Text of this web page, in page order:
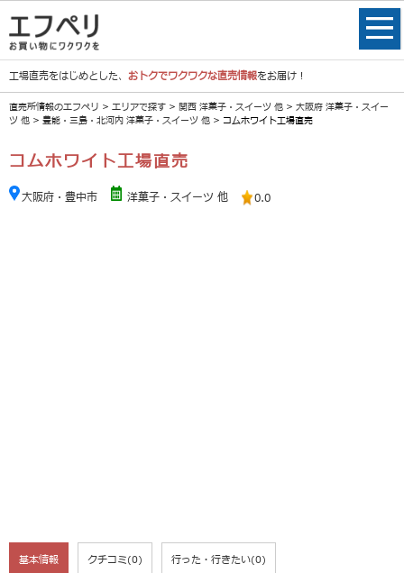
工場直売をはじめとした、 おトクでワクワクな直売情報をお届け！
直売所情報のエフペリ > エリアで探す > 関西 洋菓子・スイーツ 他 > 大阪府 洋菓子・スイー
ツ 他 > 豊能・三島・北河内 洋菓子・スイーツ 他 > コムホワイト工場直売
コムホワイト工場直売
大阪府・豊中市 洋菓子・スイーツ 他 0.0
基本情報 クチコミ(0) 行った・行きたい(0)